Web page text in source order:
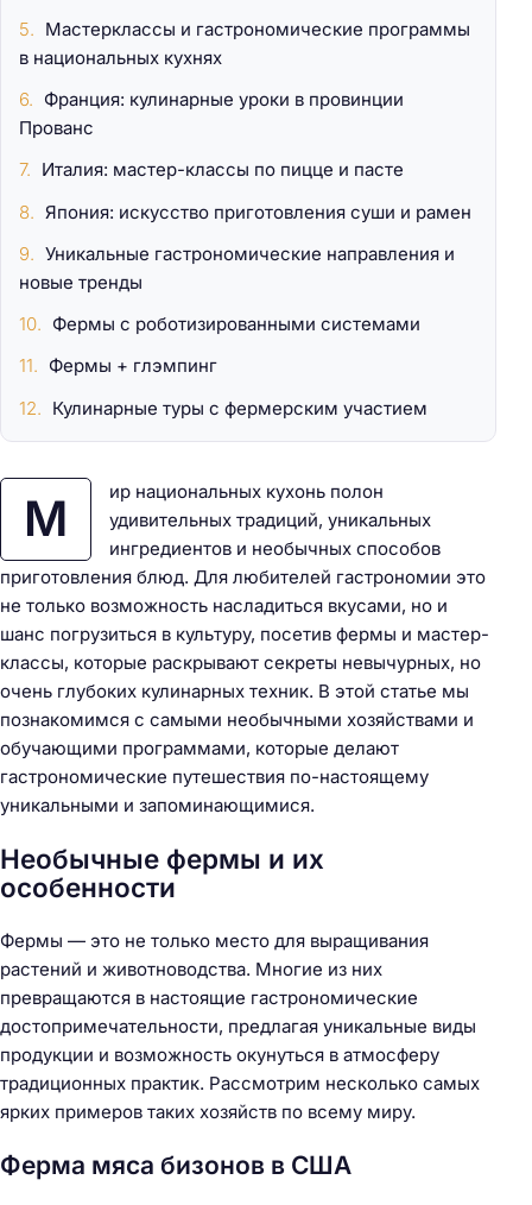
М
ир национальных кухонь полон
удивительных традиций, уникальных
ингредиентов и необычных способов
приготовления блюд. Для любителей гастрономии это
не только возможность насладиться вкусами, но и
шанс погрузиться в культуру, посетив фермы и мастер-
классы, которые раскрывают секреты невычурных, но
очень глубоких кулинарных техник. В этой статье мы
познакомимся с самыми необычными хозяйствами и
обучающими программами, которые делают
гастрономические путешествия по-настоящему
уникальными и запоминающимися.
Необычные фермы и их
особенности
Фермы — это не только место для выращивания
растений и животноводства. Многие из них
превращаются в настоящие гастрономические
достопримечательности, предлагая уникальные виды
продукции и возможность окунуться в атмосферу
традиционных практик. Рассмотрим несколько самых
ярких примеров таких хозяйств по всему миру.
Ферма мяса бизонов в США
Мастерклассы и гастрономические программы
в национальных кухнях
Франция: кулинарные уроки в провинции
Прованс
Италия: мастер-классы по пицце и пасте
Япония: искусство приготовления суши и рамен
Уникальные гастрономические направления и
новые тренды
Фермы с роботизированными системами
Фермы + глэмпинг
Кулинарные туры с фермерским участием